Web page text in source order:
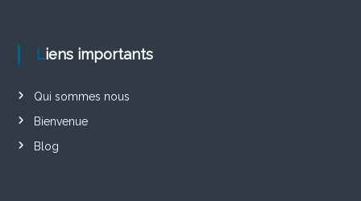
Liens importants
Qui sommes nous
Bienvenue
Blog